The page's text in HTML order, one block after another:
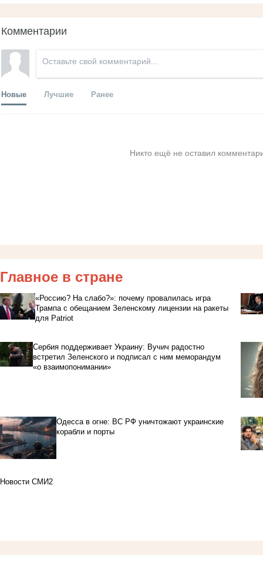
Комментарии
Новые Лучшие Ранее
Никто ещё не оставил
Главное в стране
«Россию? На слабо?»: почему провалилась игра
Трампа с обещанием Зеленскому лицензии на ракеты
для Patriot
Сербия поддерживает Украину: Вучич радостно
встретил Зеленского и подписал с ним меморандум
«о взаимопонимании»
Одесса в огне: ВС РФ уничтожают украинские
корабли и порты
Новости СМИ2